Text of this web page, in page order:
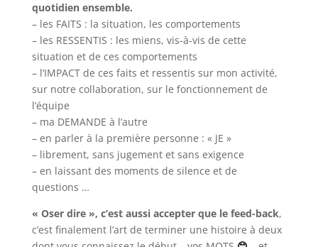
quotidien ensemble.
– les FAITS : la situation, les comportements
– les RESSENTIS : les miens, vis-à-vis de cette
situation et de ces comportements
– l’IMPACT de ces faits et ressentis sur mon activité,
sur notre collaboration, sur le fonctionnement de
l’équipe
– ma DEMANDE à l’autre
– en parler à la première personne : « JE »
– librement, sans jugement et sans exigence
– en laissant des moments de silence et de
questions …
« Oser dire », c’est aussi accepter que le feed-back,
c’est finalement l’art de terminer une histoire à deux